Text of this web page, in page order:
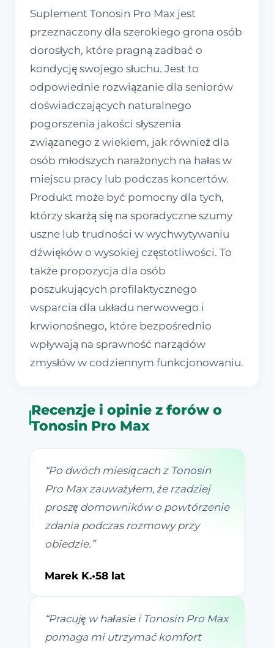
Suplement Tonosin Pro Max jest
przeznaczony dla szerokiego grona osób
dorosłych, które pragną zadbać o
kondycję swojego słuchu. Jest to
odpowiednie rozwiązanie dla seniorów
doświadczających naturalnego
pogorszenia jakości słyszenia
związanego z wiekiem, jak również dla
osób młodszych narażonych na hałas w
miejscu pracy lub podczas koncertów.
Produkt może być pomocny dla tych,
którzy skarżą się na sporadyczne szumy
uszne lub trudności w wychwytywaniu
dźwięków o wysokiej częstotliwości. To
także propozycja dla osób
poszukujących profilaktycznego
wsparcia dla układu nerwowego i
krwionośnego, które bezpośrednio
wpływają na sprawność narządów
zmysłów w codziennym funkcjonowaniu.
Recenzje i opinie z forów o
Tonosin Pro Max
“Po dwóch miesiącach z Tonosin
Pro Max zauważyłem, że rzadziej
proszę domowników o powtórzenie
zdania podczas rozmowy przy
obiedzie. ”
Marek K.•58 lat
“Pracuję w hałasie i Tonosin Pro Max
pomaga mi utrzymać komfort